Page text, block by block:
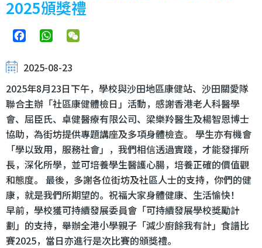
2025頒獎禮
FacebookWhatsApp
2025-08-23
2025年8月23日下午，學校與沙田地區康健站、沙田關愛隊
聯合主辦「社區康健體檢日」活動，感謝香港老人科醫學
會、屈臣氏、卓健醫療有限公司、梁樂羚醫生及楊智恩博士
協助，為街坊提供專題講座及多項身體檢查。 學生亦有機會
「學以致用，服務社會」，我們相信透過實踐，才能發揮所
長，深化所學，並可培養學生醫護心腸，培養正確的價值觀
和態度。 最後，多謝各位街坊及社區人士的支持，你們的健
康，就是我們所期望的。祝福大家身體健康、生活愉快！
早前，學校獲可持續發展委員會「可持續發展學校獎勵計
劃」的支持，舉辦全港小學親子「減少廚餘我有計」食譜比
賽2025，當日亦進行是次比賽的頒獎禮。